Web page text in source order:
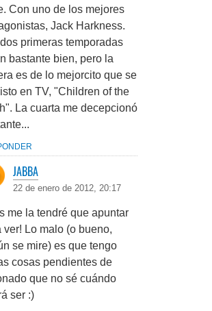
Con uno de los mejores
Jack Harkness.
primeras temporadas
bastante bien, pero la
es de lo mejorcito que se
en TV, "Children of the
La cuarta me decepcionó
JABBA
22 de enero de 2012, 20:17
me la tendré que apuntar
ver! Lo malo (o bueno,
se mire) es que tengo
cosas pendientes de
que no sé cuándo
ser :)